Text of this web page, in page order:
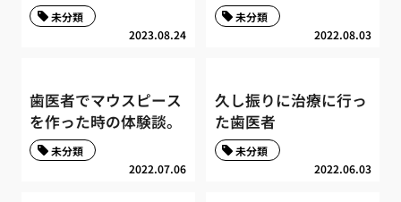
2023.08.24
未分類
2022.08.03
未分類
歯医者でマウスピース
を作った時の体験談。
2022.07.06
未分類
久し振りに治療に行っ
た歯医者
2022.06.03
未分類